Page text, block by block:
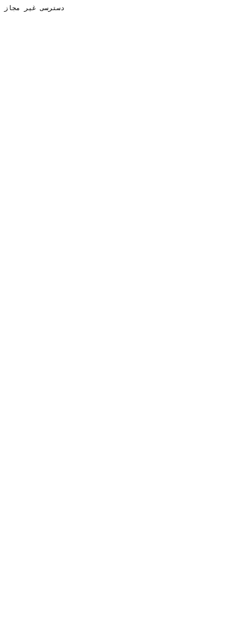
دسترسی غیر مجاز